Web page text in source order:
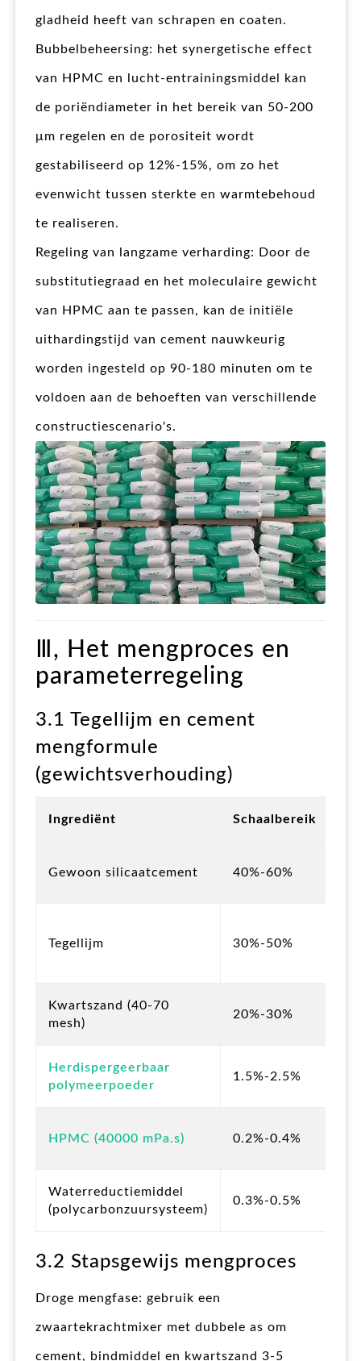
gladheid heeft van schrapen en coaten.
Bubbelbeheersing: het synergetische effect
van HPMC en lucht-entrainingsmiddel kan
de poriëndiameter in het bereik van 50-200
μm regelen en de porositeit wordt
gestabiliseerd op 12%-15%, om zo het
evenwicht tussen sterkte en warmtebehoud
te realiseren.
Regeling van langzame verharding: Door de
substitutiegraad en het moleculaire gewicht
van HPMC aan te passen, kan de initiële
uithardingstijd van cement nauwkeurig
worden ingesteld op 90-180 minuten om te
voldoen aan de behoeften van verschillende
constructiescenario's.
Ⅲ, Het mengproces en
parameterregeling
3.1 Tegellijm en cement
mengformule
(gewichtsverhouding)
Ingrediënt Schaalbereik
Gewoon silicaatcement 40%-60%
Tegellijm 30%-50%
Kwartszand (40-70
mesh)
20%-30%
Herdispergeerbaar
polymeerpoeder
1.5%-2.5%
HPMC (40000 mPa.s) 0.2%-0.4%
Waterreductiemiddel
(polycarbonzuursysteem)
0.3%-0.5%
3.2 Stapsgewijs mengproces
Droge mengfase: gebruik een
zwaartekrachtmixer met dubbele as om
cement, bindmiddel en kwartszand 3-5